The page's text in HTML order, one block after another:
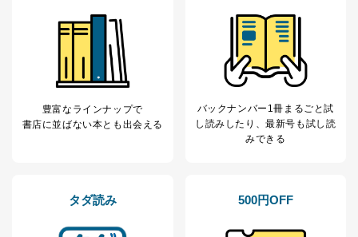
豊富なラインナップで
書店に並ばない本とも出会える
バックナンバー1冊まるごと試
し読み したり、最新号も試し読
みできる
タダ読み 500円OFF